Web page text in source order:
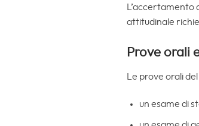
L’accertamento
attitudinale
Prove orali
Le prove orali
un esame di